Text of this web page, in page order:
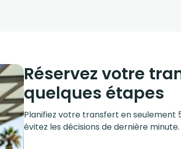
Réservez votre
quelques étapes
Planifiez votre transfert en seulement
évitez les décisions de dernière minute.